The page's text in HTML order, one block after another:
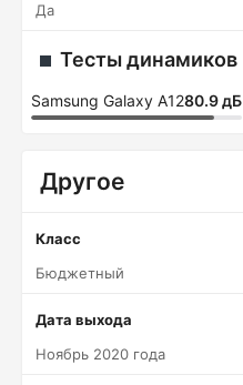
Да
Тесты динамиков
Samsung Galaxy A1280.9 дБ
Другое
Класс
Бюджетный
Дата выхода
Ноябрь 2020 года